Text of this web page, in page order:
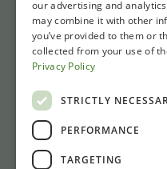
our advertising and
may combine it with other
you’ve provided to them or
collected from your use of
Privacy Policy
STRICTLY
PERFORMANCE
TARGETING